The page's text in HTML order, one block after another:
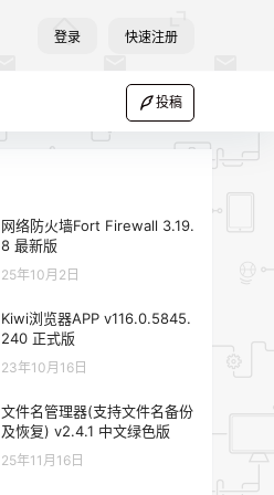
登录 快速注册
投稿
网络防火墙Fort Firewall 3.19.
8 最新版
25年10月2日
Kiwi浏览器APP v116.0.5845.
240 正式版
23年10月16日
文件名管理器(支持文件名备份
及恢复) v2.4.1 中文绿色版
25年11月16日